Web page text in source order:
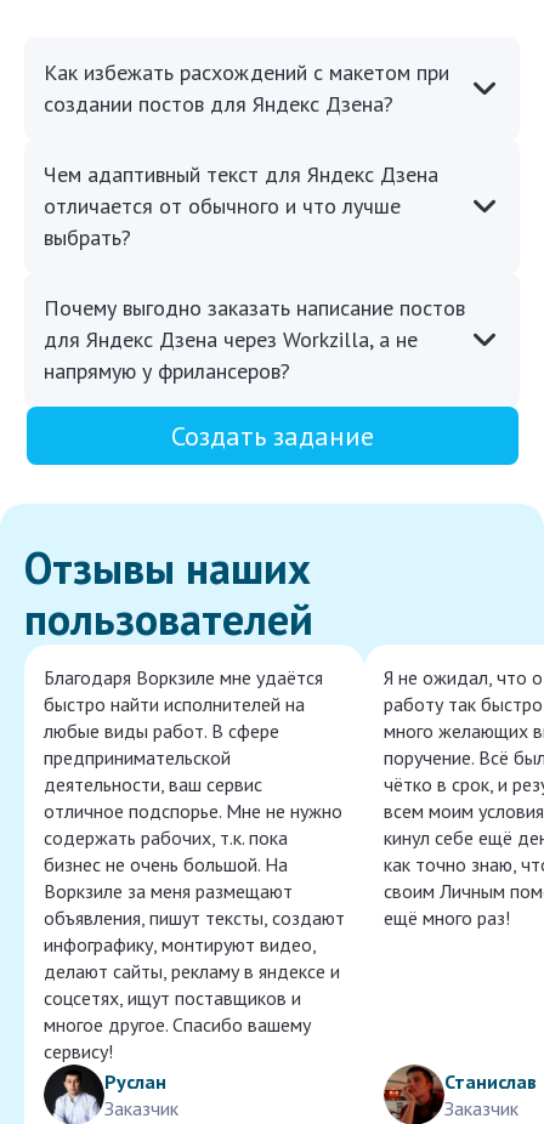
Как избежать расхождений с макетом при
создании постов для Яндекс Дзена?
Чем адаптивный текст для Яндекс Дзена
отличается от обычного и что лучше
выбрать?
Почему выгодно заказать написание постов
для Яндекс Дзена через Workzilla, а не
напрямую у фрилансеров?
Создать задание
Отзывы наших
пользователей
Благодаря Воркзиле мне удаётся
быстро найти исполнителей на
любые виды работ. В сфере
предпринимательской
деятельности, ваш сервис
отличное подспорье. Мне не нужно
содержать рабочих, т.к. пока
бизнес не очень большой. На
Воркзиле за меня размещают
объявления, пишут тексты, создают
инфографику, монтируют видео,
делают сайты, рекламу в яндексе и
соцсетях, ищут поставщиков и
многое другое. Спасибо вашему
сервису!
Руслан
Заказчик
Я не ожидал, что
работу так
много желающих
поручение. Всё
чётко в срок, и
всем моим
кинул себе ещё
как точно знаю,
своим Личным
ещё много раз!
Станислав
Заказчик